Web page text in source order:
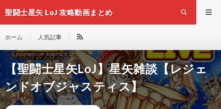
聖闘士星矢 LoJ 攻略動画まとめ
ホーム 人気記事
【聖闘士星矢LoJ】星矢雑談【レジェ
ンドオブジャスティス】